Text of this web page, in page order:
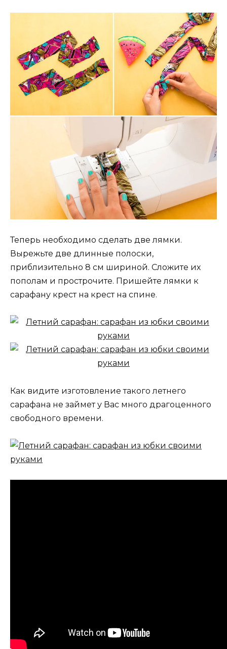
Теперь необходимо сделать две лямки.
Вырежьте две длинные полоски,
приблизительно 8 см шириной. Сложите их
пополам и прострочите. Пришейте лямки к
сарафану крест на крест на спине.
Как видите изготовление такого летнего
сарафана не займет у Вас много драгоценного
свободного времени.